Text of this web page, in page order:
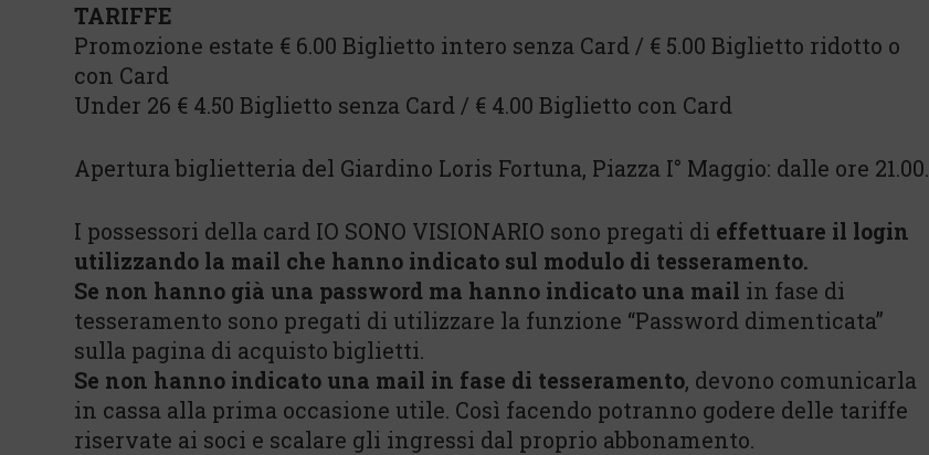
TARIFFE
Promozione estate € 6.00 Biglietto intero senza Card / € 5.00 Biglietto ridotto o
con Card
Under 26 € 4.50 Biglietto senza Card / € 4.00 Biglietto con Card
Apertura biglietteria del Giardino Loris Fortuna, Piazza I° Maggio: dalle ore 21.00.
I possessori della card IO SONO VISIONARIO sono pregati di effettuare il login
utilizzando la mail che hanno indicato sul modulo di tesseramento.
Se non hanno già una password ma hanno indicato una mail in fase di
tesseramento sono pregati di utilizzare la funzione “Password dimenticata”
sulla pagina di acquisto biglietti.
Se non hanno indicato una mail in fase di tesseramento, devono comunicarla
in cassa alla prima occasione utile. Così facendo potranno godere delle tariffe
riservate ai soci e scalare gli ingressi dal proprio abbonamento.